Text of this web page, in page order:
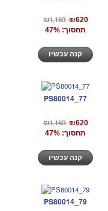
₪1,169 ₪620
תחסוך: 47%
PS80014_77
₪1,169 ₪620
תחסוך: 47%
PS80014_79